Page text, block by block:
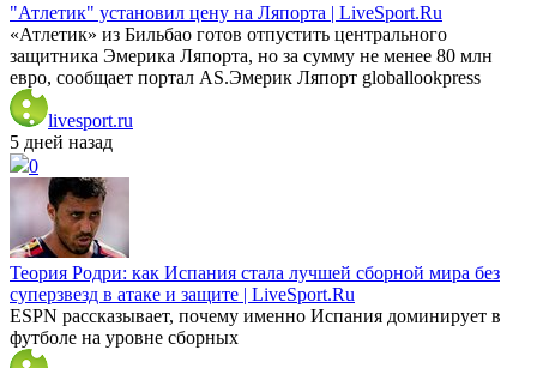
"Атлетик" установил цену на Ляпорта | LiveSport.Ru
«Атлетик» из Бильбао готов отпустить центрального
защитника Эмерика Ляпорта, но за сумму не менее 80 млн
евро, сообщает портал AS.Эмерик Ляпорт globallookpress
livesport.ru
5 дней назад
0
Теория Родри: как Испания стала лучшей сборной мира без
суперзвезд в атаке и защите | LiveSport.Ru
ESPN рассказывает, почему именно Испания доминирует в
футболе на уровне сборных